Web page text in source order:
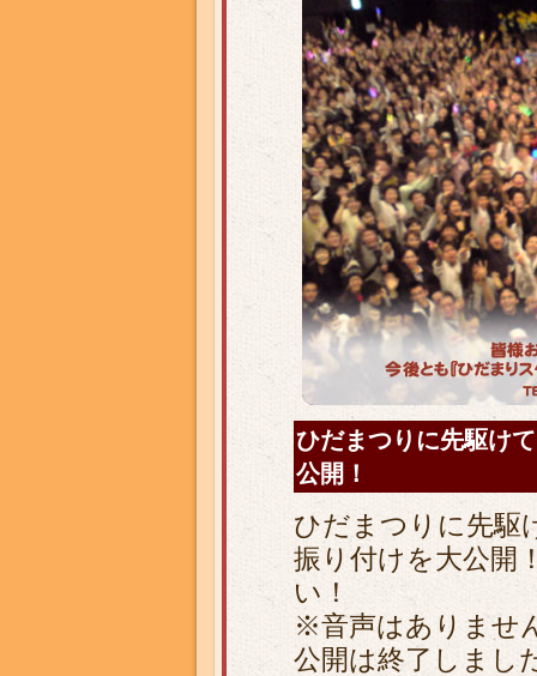
ひだまつりに先駆け
公開！
ひだまつりに先駆
振り付けを大公開
い！
※音声はありませ
公開は終了しまし